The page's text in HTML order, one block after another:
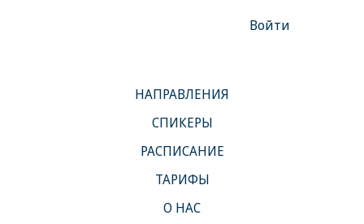
НАПРАВЛЕНИЯ
СПИКЕРЫ
РАСПИСАНИЕ
ТАРИФЫ
О НАС
Войти